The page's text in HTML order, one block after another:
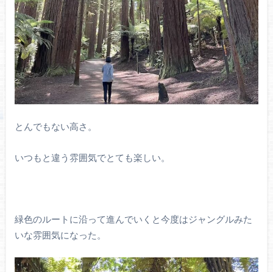
とんでもない高さ。
いつもと違う雰囲気でとても楽しい。
緑色のルートに沿って進んでいくと今度はジャングルみた
いな雰囲気になった。